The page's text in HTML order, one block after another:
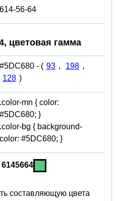
614-56-64
цветовая гамма
#5DC680 - ( 93 , 198 ,
128 )
.color-mn { color:
#5DC680; }
.color-bg { background-
color: #5DC680; }
составляющую цвета